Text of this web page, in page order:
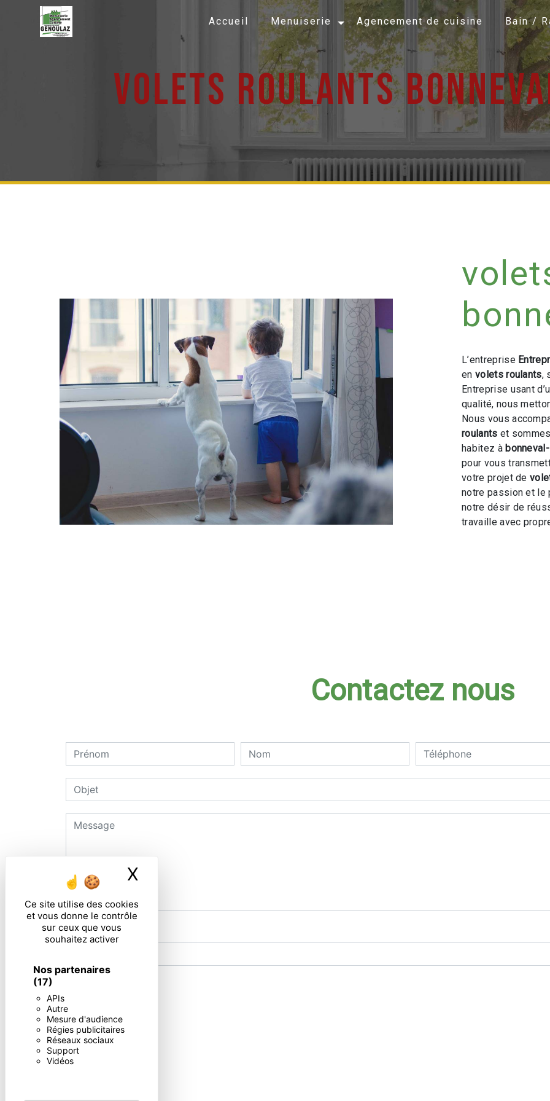
Panneau de gestion des cookies
Ce site utilise des cookies
et vous donne le contrôle
sur ceux que vous
souhaitez activer
Nos partenaires
(17)
APIs
Autre
Mesure d'audience
Régies publicitaires
Réseaux sociaux
Support
Vidéos
X
Accueil Menuiserie Agencement de cuisine Bain /
volets roulants
L’entreprise
en volets roulants,
Entreprise usant
qualité, nous
Nous vous
roulants et
habitez à
pour vous
votre projet de
notre passion et le
notre désir de
travaille avec
Contactez nous
Combien font sept plus quatre
** Les données personnelles communiquées sont nécessaires aux fins de vous contacter et sont enregistrées dans un fichier informatisé. Elles
répondre à votre message. Les données collectées seront communiquées aux seuls destinataires suivants: . Vous disposez de droits d’accès, de